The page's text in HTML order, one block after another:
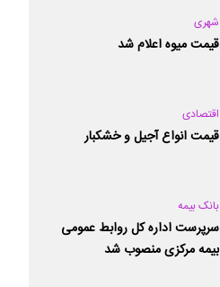
شهری
قیمت میوه اعلام شد
اقتصادی
قیمت انواع آجیل و خشکبار
بانک بیمه
سرپرست اداره کل روابط عمومی
بیمه مرکزی منصوب شد